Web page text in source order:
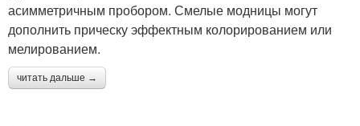
асимметричным пробором. Смелые модницы могут
дополнить прическу эффектным колорированием или
мелированием.
читать дальше →